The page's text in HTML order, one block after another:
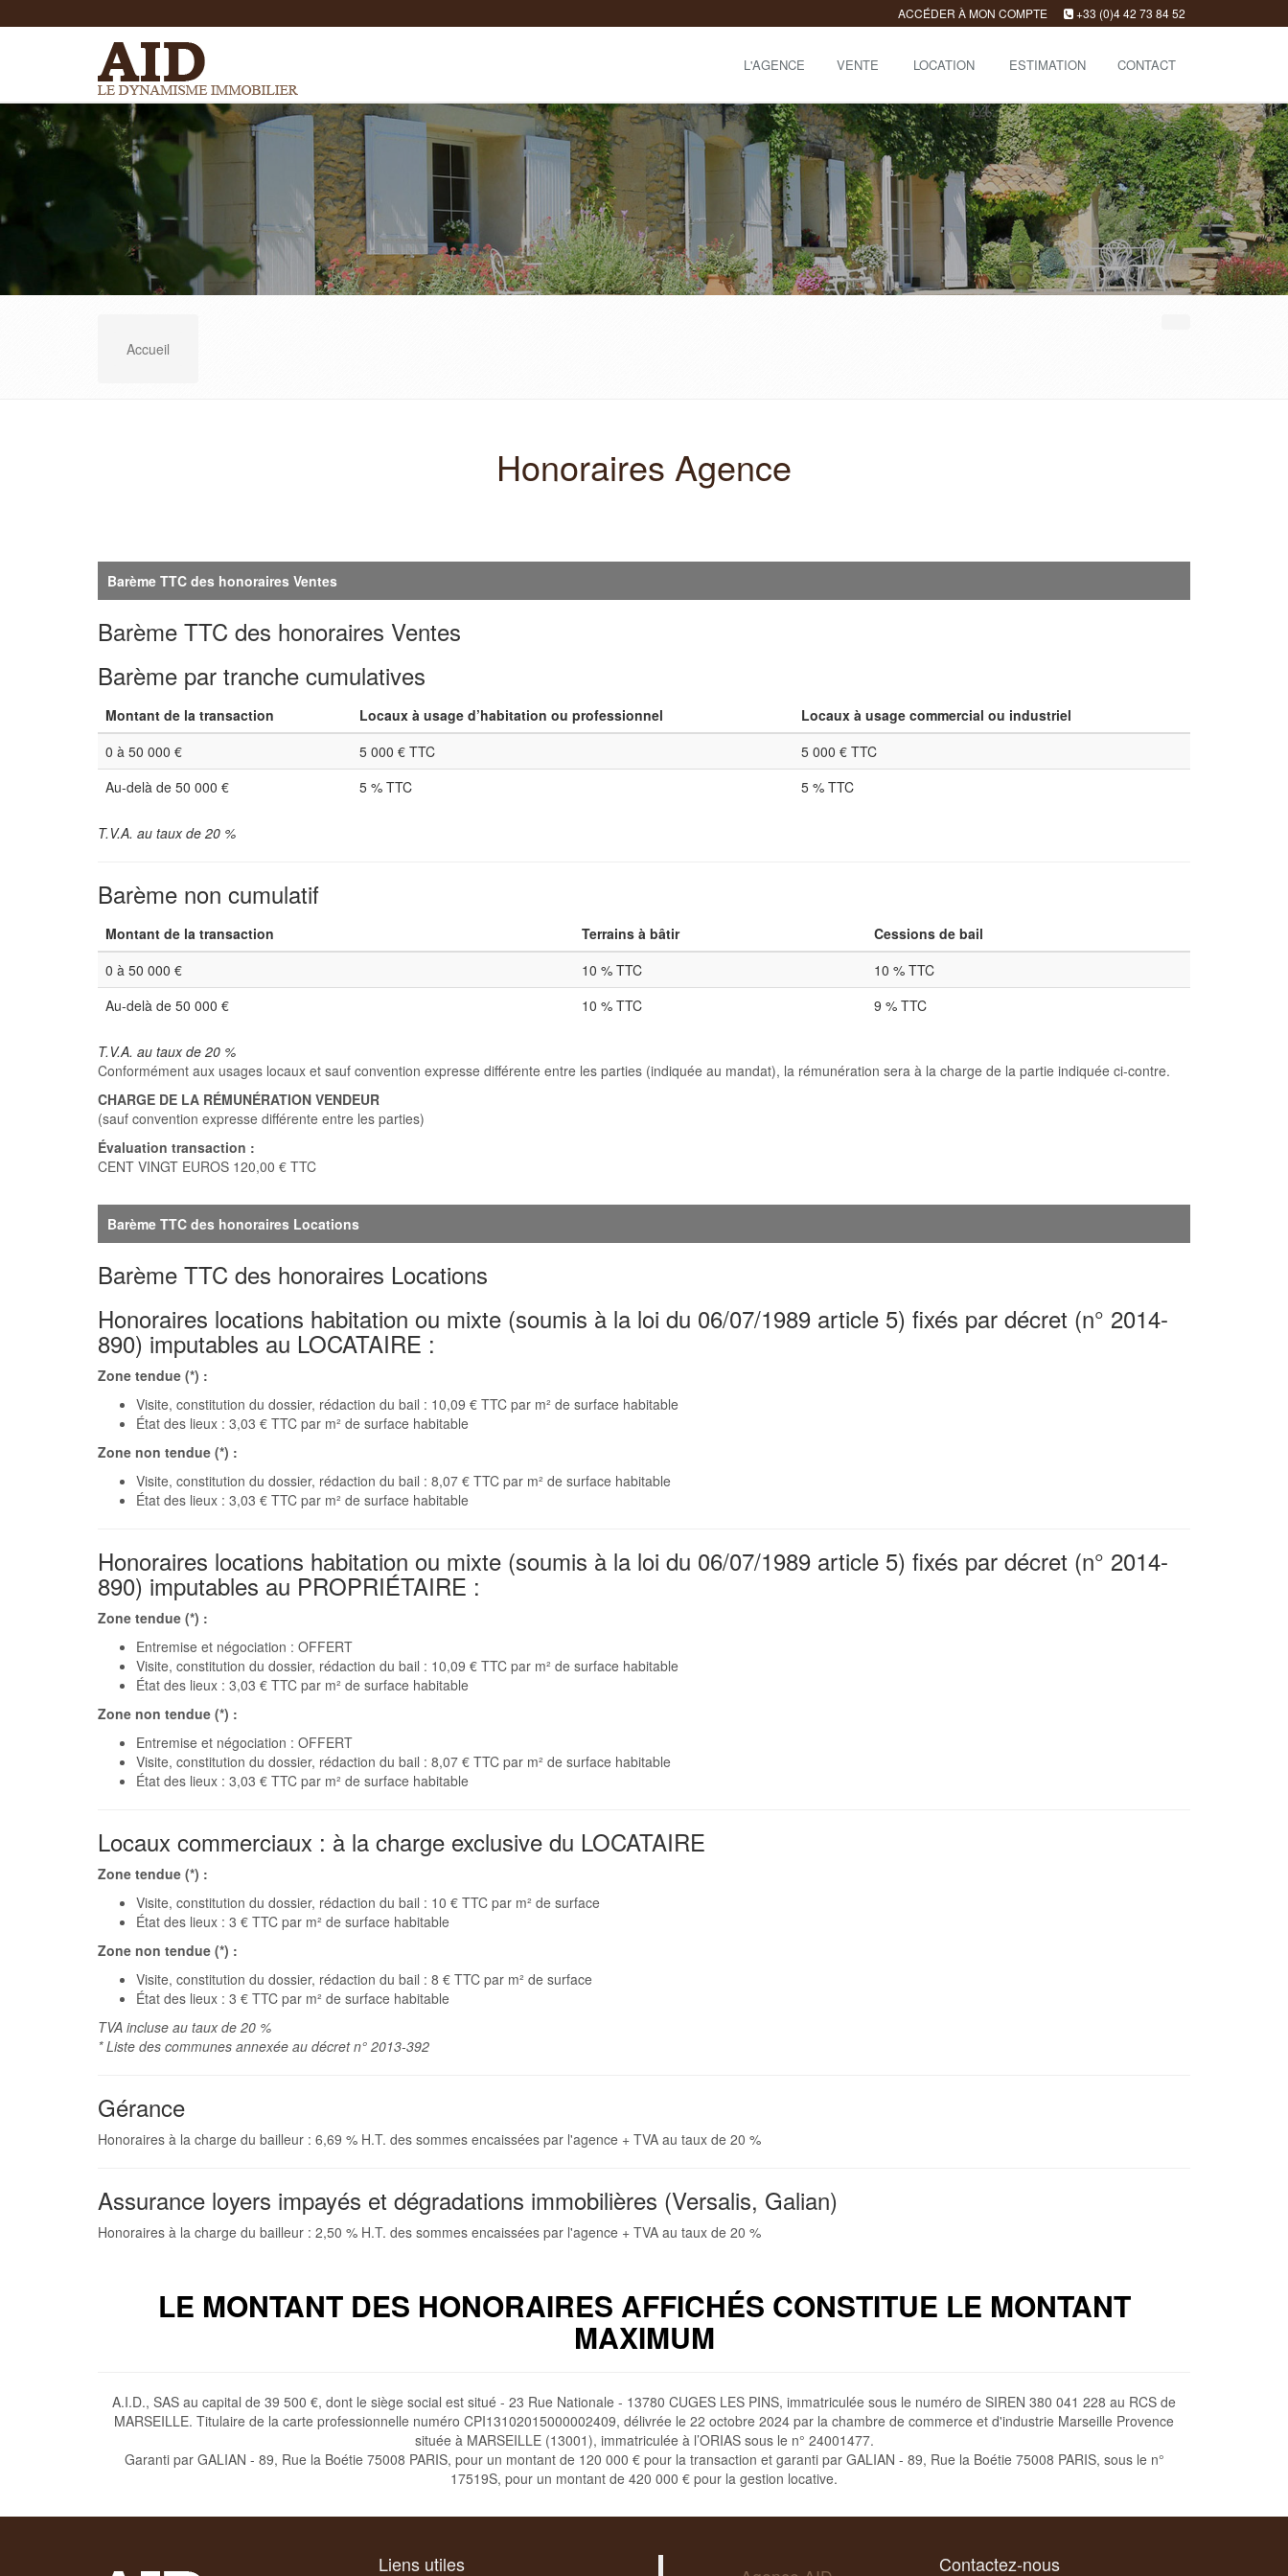
ACCÉDER À MON COMPTE +33 (0)4 42 73 84 52
L'AGENCE VENTE LOCATION ESTIMATION CONTACT
Accueil
Honoraires Agence
Barème TTC des honoraires Ventes
Barème TTC des honoraires Ventes
Barème par tranche cumulatives
Montant de la transaction Locaux à usage d’habitation ou professionnel
Locaux à usage commercial ou industriel
0 à 50 000 €
5 000 € TTC
5 000 € TTC
Au-delà de 50 000 €
5 % TTC 5 % TTC
T.V.A. au taux de 20 %
Barème non cumulatif
Montant de la transaction Terrains à bâtir
Cessions de bail
0 à 50 000 €
10 % TTC
10 % TTC
Au-delà de 50 000 €
10 % TTC 9 % TTC
T.V.A. au taux de 20 %
Conformément aux usages locaux et sauf convention expresse différente entre les parties (indiquée au mandat), la rémunération sera à la charge de la partie indiquée ci-contre.
CHARGE DE LA RÉMUNÉRATION VENDEUR
(sauf convention expresse différente entre les parties)
Évaluation transaction :
CENT VINGT EUROS 120,00 € TTC
Barème TTC des honoraires Locations
Barème TTC des honoraires Locations
Honoraires locations habitation ou mixte (soumis à la loi du 06/07/1989 article 5) fixés par décret (n° 2014-
890) imputables au LOCATAIRE :
Zone tendue (*) :
Visite, constitution du dossier, rédaction du bail : 10,09 € TTC par m² de surface habitable
État des lieux : 3,03 € TTC par m² de surface habitable
Zone non tendue (*) :
Visite, constitution du dossier, rédaction du bail : 8,07 € TTC par m² de surface habitable
État des lieux : 3,03 € TTC par m² de surface habitable
Honoraires locations habitation ou mixte (soumis à la loi du 06/07/1989 article 5) fixés par décret (n° 2014-
890) imputables au PROPRIÉTAIRE :
Zone tendue (*) :
Entremise et négociation : OFFERT
Visite, constitution du dossier, rédaction du bail : 10,09 € TTC par m² de surface habitable
État des lieux : 3,03 € TTC par m² de surface habitable
Zone non tendue (*) :
Entremise et négociation : OFFERT
Visite, constitution du dossier, rédaction du bail : 8,07 € TTC par m² de surface habitable
État des lieux : 3,03 € TTC par m² de surface habitable
Locaux commerciaux : à la charge exclusive du LOCATAIRE
Zone tendue (*) :
Visite, constitution du dossier, rédaction du bail : 10 € TTC par m² de surface
État des lieux : 3 € TTC par m² de surface habitable
Zone non tendue (*) :
Visite, constitution du dossier, rédaction du bail : 8 € TTC par m² de surface
État des lieux : 3 € TTC par m² de surface habitable
TVA incluse au taux de 20 %
* Liste des communes annexée au décret n° 2013-392
Gérance
Honoraires à la charge du bailleur : 6,69 % H.T. des sommes encaissées par l'agence + TVA au taux de 20 %
Assurance loyers impayés et dégradations immobilières (Versalis, Galian)
Honoraires à la charge du bailleur : 2,50 % H.T. des sommes encaissées par l'agence + TVA au taux de 20 %
LE MONTANT DES HONORAIRES AFFICHÉS CONSTITUE LE MONTANT
MAXIMUM
A.I.D., SAS au capital de 39 500 €, dont le siège social est situé - 23 Rue Nationale - 13780 CUGES LES PINS, immatriculée sous le numéro de SIREN 380 041 228 au RCS de
MARSEILLE. Titulaire de la carte professionnelle numéro CPI13102015000002409, délivrée le 22 octobre 2024 par la chambre de commerce et d'industrie Marseille Provence
située à MARSEILLE (13001), immatriculée à l’ORIAS sous le n° 24001477.
Garanti par GALIAN - 89, Rue la Boétie 75008 PARIS, pour un montant de 120 000 € pour la transaction et garanti par GALIAN - 89, Rue la Boétie 75008 PARIS, sous le n°
17519S, pour un montant de 420 000 € pour la gestion locative.
Liens utiles Contactez-nous